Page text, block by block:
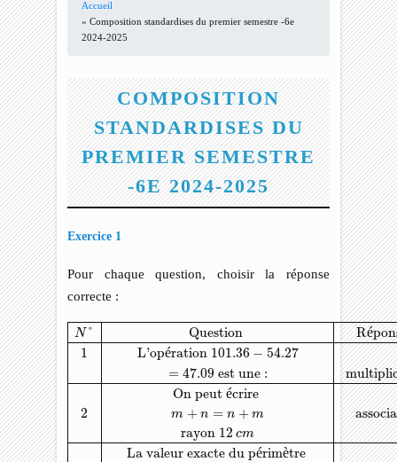
VOUS ÊTES ICI
Accueil
» Composition standardises du premier semestre -6e
2024-2025
COMPOSITION
STANDARDISES DU
PREMIER SEMESTRE
-6E 2024-2025
Exercice 1
Pour chaque question, choisir la réponse
correcte :
N ° Question Ré
1
L'opération 101.36 − 54.27
= 47.09 est une :
On peut écrire
2
m + n = n + m
rayon 12 cm
La valeur exacte du périmètre
N°QuestionRéponseARéponsesBRéponseC1